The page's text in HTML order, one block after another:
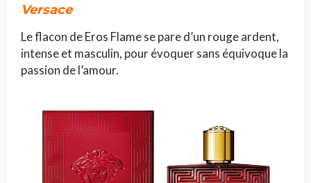
Versace
Le flacon de Eros Flame se pare d’un rouge ardent,
intense et masculin, pour évoquer sans équivoque la
passion de l’amour.